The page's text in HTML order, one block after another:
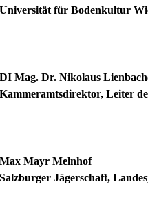
Universität für Bodenkultur
DI Mag. Dr. Nikolaus
Kammeramtsdirektor, Leiter
Max Mayr Melnhof
Salzburger Jägerschaft,